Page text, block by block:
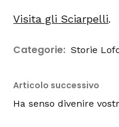
Visita gli Sciarpelli.
Categorie: Storie
Articolo successivo
Ha senso divenire